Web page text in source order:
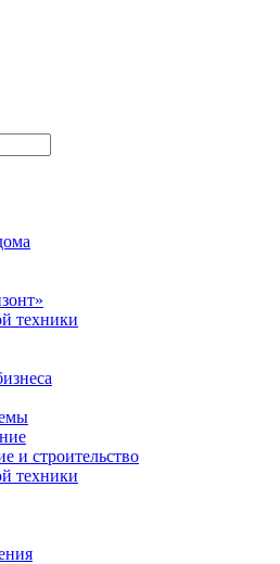
техники
и строительство
техники